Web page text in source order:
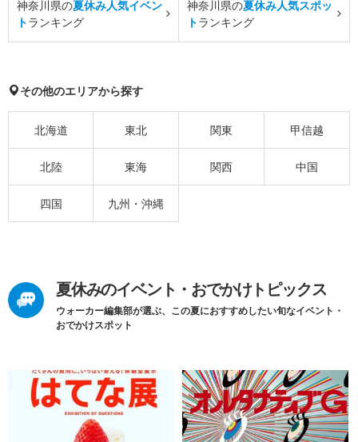
神奈川県の夏休み人気イベン
トランキング
神奈川県の夏休み人気スポッ
トランキング
その他のエリアから探す
北海道 東北 関東 甲信越
北陸 東海 関西 中国
四国 九州・沖縄
夏休みのイベント・おでかけトピックス
ウォーカー編集部が選ぶ、この夏におすすめしたい旬なイベント・
おでかけスポット